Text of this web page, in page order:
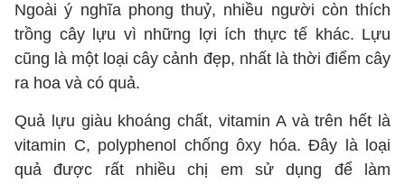
Ngoài ý nghĩa phong thuỷ, nhiều người còn thích
trồng cây lựu vì những lợi ích thực tế khác. Lựu
cũng là một loại cây cảnh đẹp, nhất là thời điểm cây
ra hoa và có quả.
Quả lựu giàu khoáng chất, vitamin A và trên hết là
vitamin C, polyphenol chống ôxy hóa. Đây là loại
quả được rất nhiều chị em sử dụng để làm